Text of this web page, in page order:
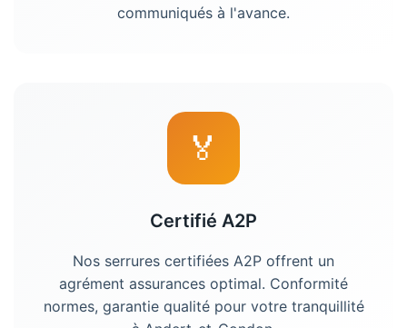
communiqués à l'avance.
🏅
Certifié A2P
Nos serrures certifiées A2P offrent un
agrément assurances optimal. Conformité
normes, garantie qualité pour votre tranquillité